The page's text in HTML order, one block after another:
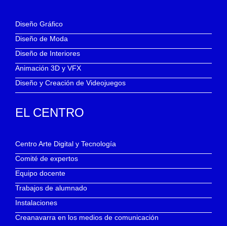
Diseño Gráfico
Diseño de Moda
Diseño de Interiores
Animación 3D y VFX
Diseño y Creación de Videojuegos
EL CENTRO
Centro Arte Digital y Tecnología
Comité de expertos
Equipo docente
Trabajos de alumnado
Instalaciones
Creanavarra en los medios de comunicación